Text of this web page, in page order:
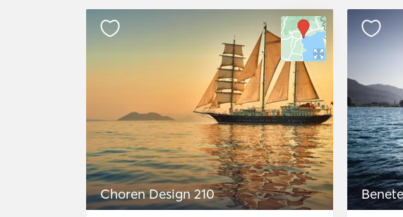
Choren Design 210